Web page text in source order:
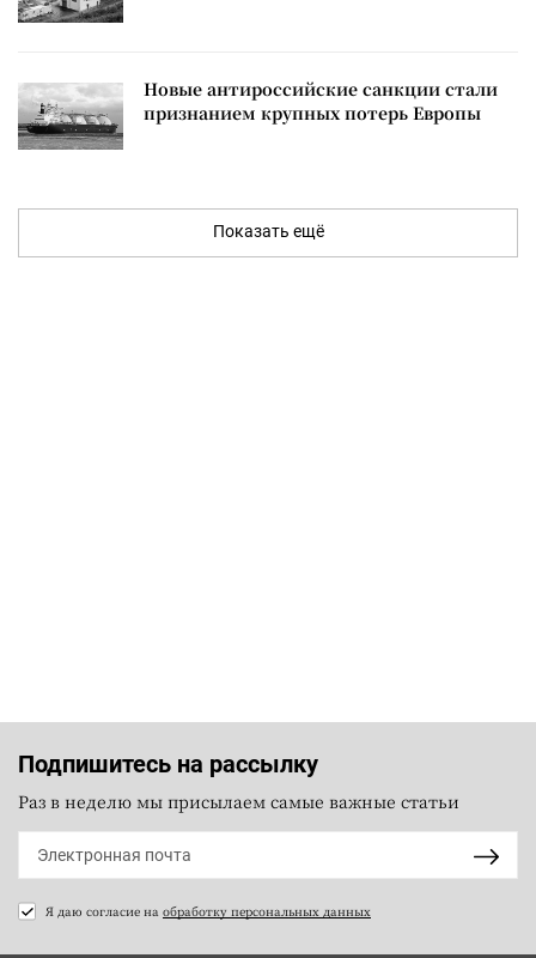
Новые антироссийские санкции стали
признанием крупных потерь Европы
Показать ещё
Подпишитесь на рассылку
Раз в неделю мы присылаем самые важные статьи
Я даю согласие на обработку персональных данных